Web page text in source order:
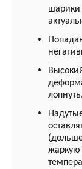
лопнуть.
жаркую